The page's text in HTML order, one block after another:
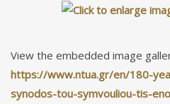
View the embedded image
https://www.ntua.gr/en/180-
synodos-tou-symvouliou-tis-